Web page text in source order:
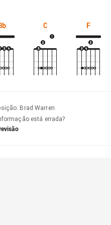
C F
: Brad Warren
está errada?